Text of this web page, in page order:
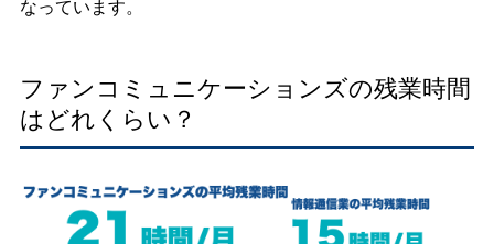
なっています。
ファンコミュニケーションズの残業時間
はどれくらい？